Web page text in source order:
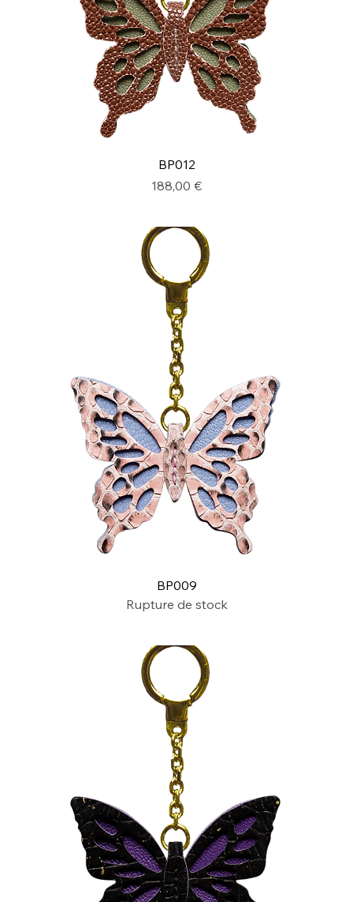
BP012
Prix
188,00 €
BP009
Rupture de stock